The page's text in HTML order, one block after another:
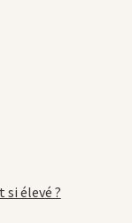
élevé ?